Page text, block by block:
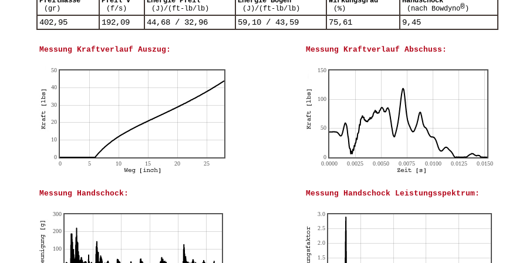
(gr)
(f/s)
(J)/(ft-lb/lb)
(J)/(ft-lb/lb)
(%)
(nach Bowdyno® )
402,95 192,09 44,68 / 32,96 59,10 / 43,59 75,61 9,45
Messung Kraftverlauf Auszug: Messung Kraftverlauf Abschuss:
Messung Handschock: Messung Handschock Leistungsspektrum: